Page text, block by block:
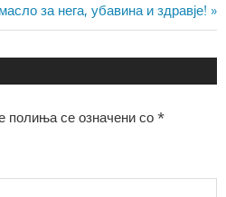
за нега, убавина и здравје!
полиња се означени со*